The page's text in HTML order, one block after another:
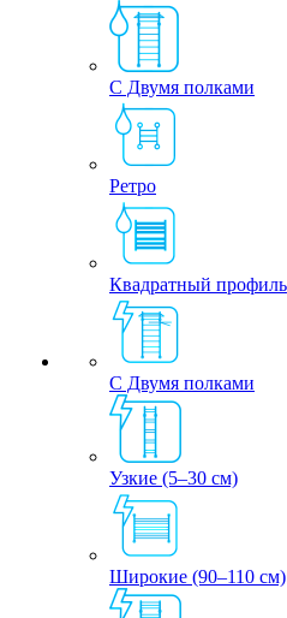
С Двумя полками
Ретро
Квадратный профиль
С Двумя полками
Узкие (5–30 см)
Широкие (90–110 см)